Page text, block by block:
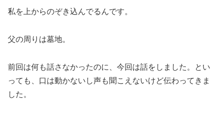
私を上からのぞき込んでるんです。
父の周りは墓地。
前回は何も話さなかったのに、今回は話をしました。とい
っても、口は動かないし声も聞こえないけど伝わってきま
した。